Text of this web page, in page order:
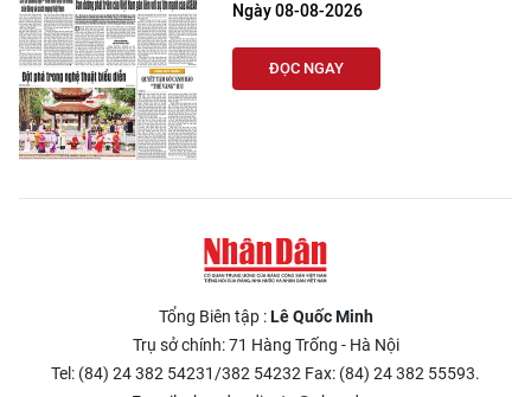
Ngày 08-08-2026
ĐỌC NGAY
Tổng Biên tập :Lê Quốc Minh
Trụ sở chính: 71 Hàng Trống - Hà Nội
Tel: (84) 24 382 54231/382 54232 Fax: (84) 24 382 55593.